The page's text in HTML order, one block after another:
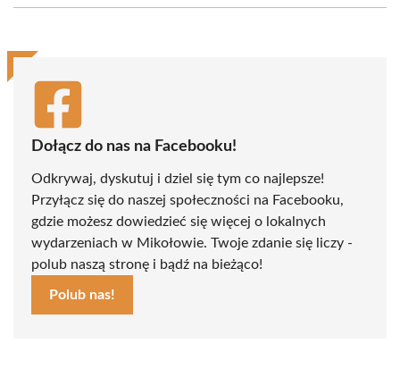
(Twitter)
Dołącz do nas na Facebooku!
Odkrywaj, dyskutuj i dziel się tym co najlepsze!
Przyłącz się do naszej społeczności na Facebooku,
gdzie możesz dowiedzieć się więcej o lokalnych
wydarzeniach w Mikołowie. Twoje zdanie się liczy -
polub naszą stronę i bądź na bieżąco!
Polub nas!